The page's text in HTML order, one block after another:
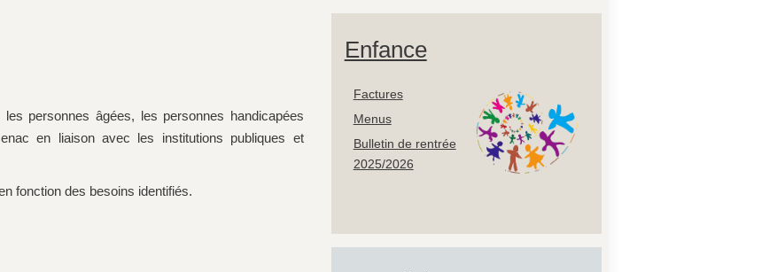
personnes âgées, les personnes handicapées
en liaison avec les institutions publiques et
fonction des besoins identifiés.
Enfance
Factures
Menus
Bulletin de rentrée
2025/2026